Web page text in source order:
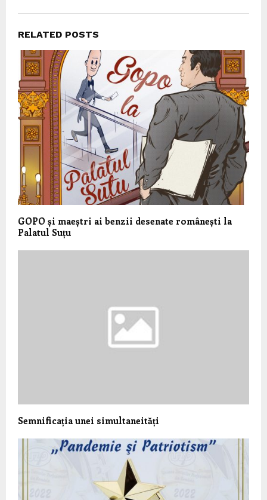
RELATED POSTS
GOPO și maeștri ai benzii desenate românești la
Palatul Suțu
Semnificația unei simultaneități